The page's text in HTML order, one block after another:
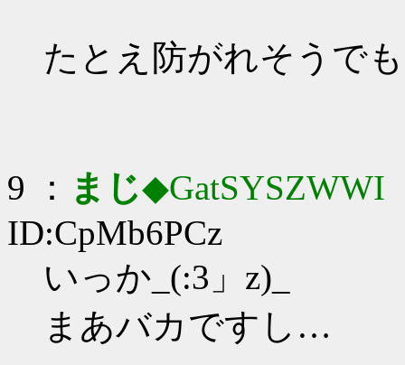
たとえ防がれそうで
9 ： まじ◆GatSYSZWWI
ID:CpMb6PCz
いっか_(:3」z)_
まあバカですし…